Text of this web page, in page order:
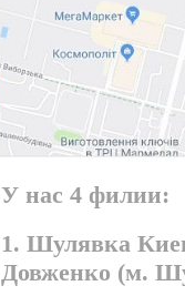
У нас 4 филии:
1. Шулявка
Довженко (м.